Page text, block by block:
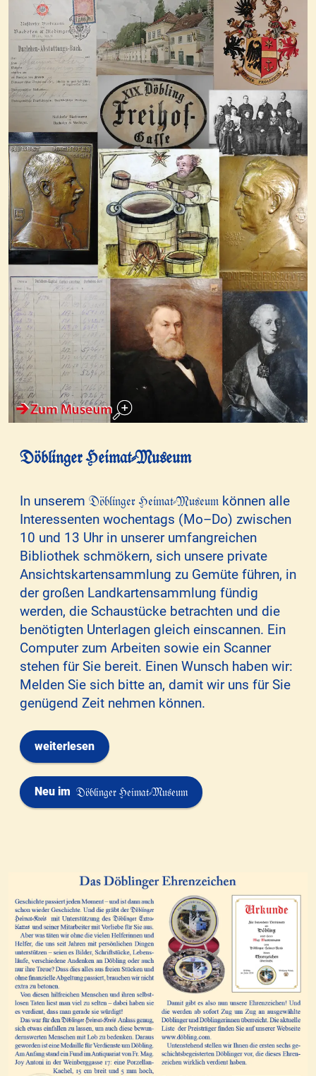
Döblinger Heimat-Museum
In unserem Döblinger Heimat-Museum können alle
Interessenten wochentags (Mo–Do) zwischen
10 und 13 Uhr in unserer umfangreichen
Bibliothek schmökern, sich unsere private
Ansichtskartensammlung zu Gemüte führen, in
der großen Landkartensammlung fündig
werden, die Schaustücke betrachten und die
benötigten Unterlagen gleich einscannen. Ein
Computer zum Arbeiten sowie ein Scanner
stehen für Sie bereit. Einen Wunsch haben wir:
Melden Sie sich bitte an, damit wir uns für Sie
genügend Zeit nehmen können.
weiterlesen
Neu im Döblinger Heimat-Museum